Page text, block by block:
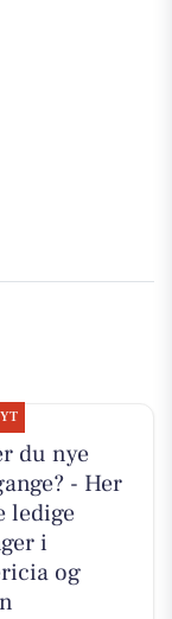
du nye
- Her
ledige
i
og